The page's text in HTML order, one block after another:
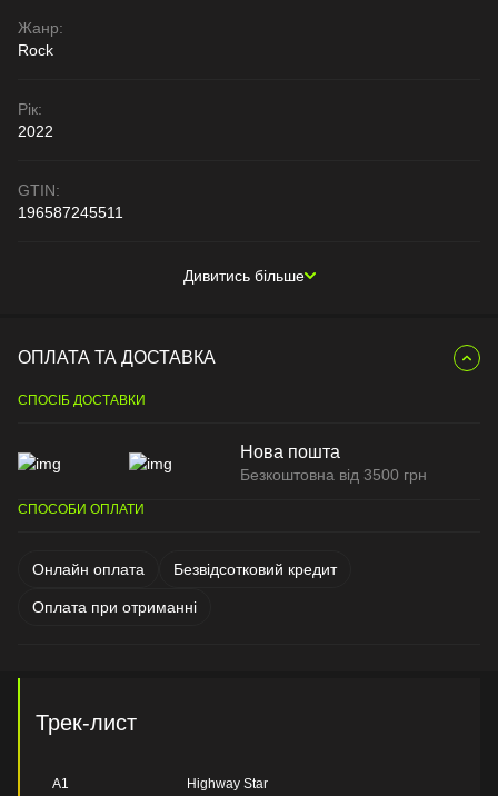
Жанр:
Rock
Рік:
2022
GTIN:
196587245511
Дивитись більше
ОПЛАТА ТА ДОСТАВКА
СПОСІБ ДОСТАВКИ
Нова пошта
Безкоштовна від 3500 грн
СПОСОБИ ОПЛАТИ
Онлайн оплата Безвідсотковий кредит
Оплата при отриманні
Трек-лист
A1 Highway Star